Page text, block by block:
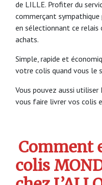
de LILLE. Profiter du
commerçant
en sélectionnant ce relais
achats.
Simple, rapide et
votre colis quand vous le
Vous pouvez aussi utiliser
vous faire livrer vos colis
Comment
colis